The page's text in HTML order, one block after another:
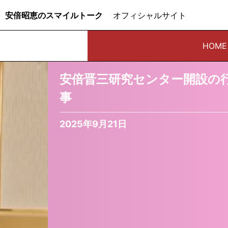
安倍昭恵のスマイルトーク オフィシャルサイト
HOME
安倍晋三研究センター開設の
事
2025年9月21日